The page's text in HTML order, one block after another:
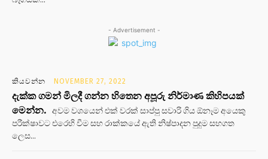
- Advertisement -
කියවන්න NOVEMBER 27, 2022
දැක්ක ගමන් මිලදී ගන්න හිතෙන අපූරු නිර්මාණ කිහිපයක්
මෙන්න. අවම වශයෙන් එක් වරක් සාප්පු සවාරි ගිය ඕනෑම අයෙකු
පරීක්ෂාවට එරෙහි වීම සහ රාක්කයේ ඇති නිෂ්පාදන පුදුම සහගත
ලෙස...